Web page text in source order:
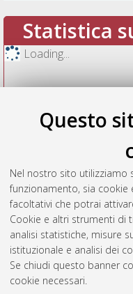
Questo
Nel nostro sito utilizziamo
funzionamento, sia
facoltativi che potrai
Cookie e altri strumenti di
analisi statistiche, misure
istituzionale e analisi dei
Se chiudi questo banner
cookie necessari.
Statistica
Loading...
Vedi